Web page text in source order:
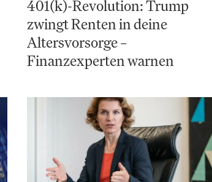
401(k)-Revolution: Trump
zwingt Renten in deine
Altersvorsorge –
Finanzexperten warnen